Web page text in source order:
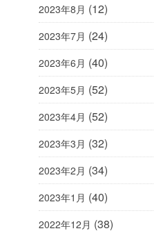
2023年8月 (12)
2023年7月 (24)
2023年6月 (40)
2023年5月 (52)
2023年4月 (52)
2023年3月 (32)
2023年2月 (34)
2023年1月 (40)
2022年12月 (38)